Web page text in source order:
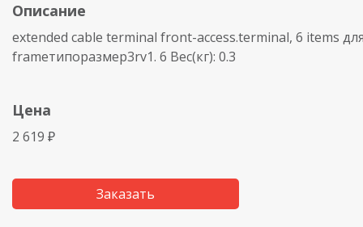
Описание
extended cable terminal front-access.terminal, 6 items
frameтипоразмер3rv1. 6 Вес(кг): 0.3
Цена
2 619 ₽
Заказать